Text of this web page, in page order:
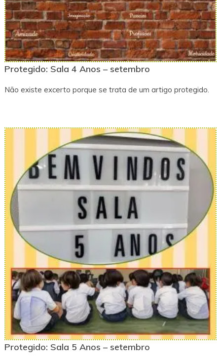
Protegido: Sala 4 Anos – setembro
Não existe excerto porque se trata de um artigo protegido.
Protegido: Sala 5 Anos – setembro